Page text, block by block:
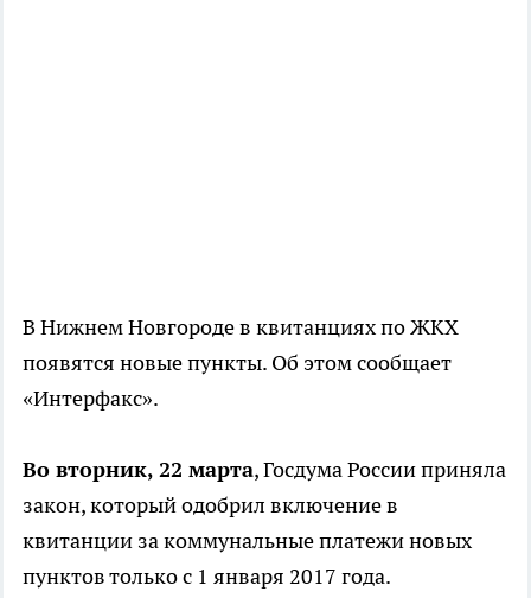
В Нижнем Новгороде в квитанциях по ЖКХ
появятся новые пункты. Об этом сообщает
«Интерфакс».
Во вторник, 22 марта, Госдума России приняла
закон, который одобрил включение в
квитанции за коммунальные платежи новых
пунктов только с 1 января 2017 года.